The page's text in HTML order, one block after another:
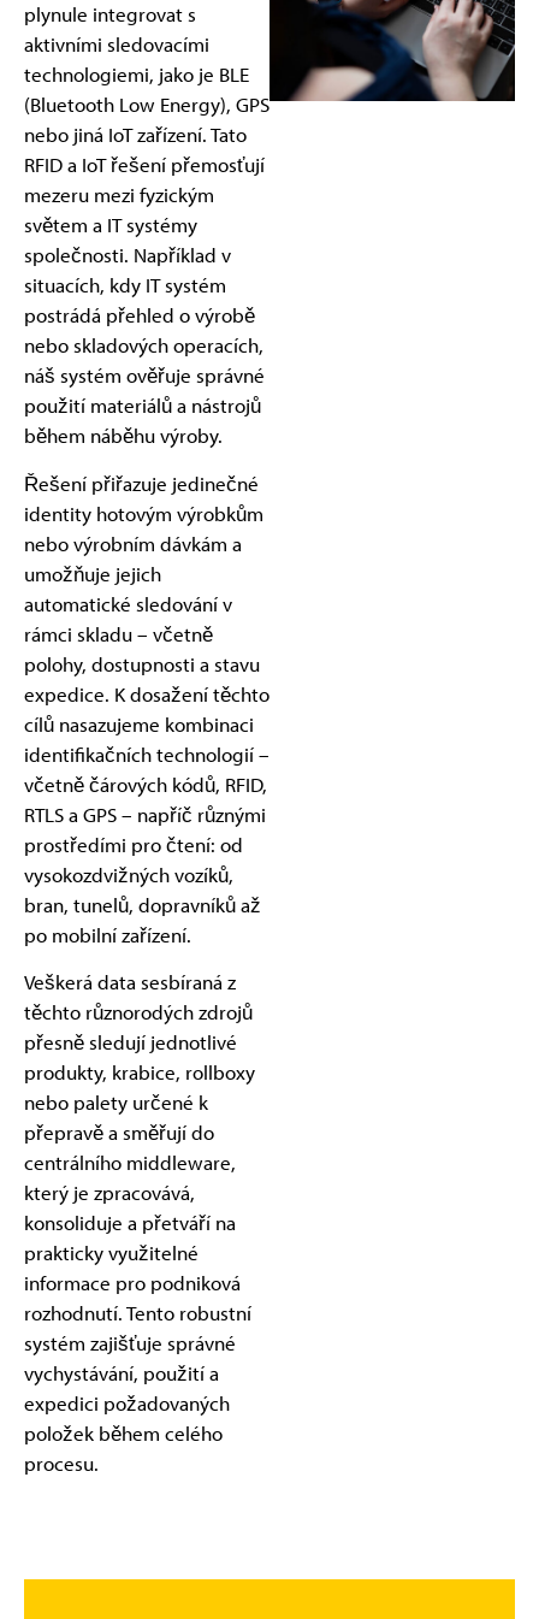
plynule integrovat s
aktivními sledovacími
technologiemi, jako je BLE
(Bluetooth Low Energy), GPS
nebo jiná IoT zařízení. Tato
RFID a IoT řešení přemosťují
mezeru mezi fyzickým
světem a IT systémy
společnosti. Například v
situacích, kdy IT systém
postrádá přehled o výrobě
nebo skladových operacích,
náš systém ověřuje správné
použití materiálů a nástrojů
během náběhu výroby.
Řešení přiřazuje jedinečné
identity hotovým výrobkům
nebo výrobním dávkám a
umožňuje jejich
automatické sledování v
rámci skladu – včetně
polohy, dostupnosti a stavu
expedice. K dosažení těchto
cílů nasazujeme kombinaci
identifikačních technologií –
včetně čárových kódů, RFID,
RTLS a GPS – napříč různými
prostředími pro čtení: od
vysokozdvižných vozíků,
bran, tunelů, dopravníků až
po mobilní zařízení.
Veškerá data sesbíraná z
těchto různorodých zdrojů
přesně sledují jednotlivé
produkty, krabice, rollboxy
nebo palety určené k
přepravě a směřují do
centrálního middleware,
který je zpracovává,
konsoliduje a přetváří na
prakticky využitelné
informace pro podniková
rozhodnutí. Tento robustní
systém zajišťuje správné
vychystávání, použití a
expedici požadovaných
položek během celého
procesu.